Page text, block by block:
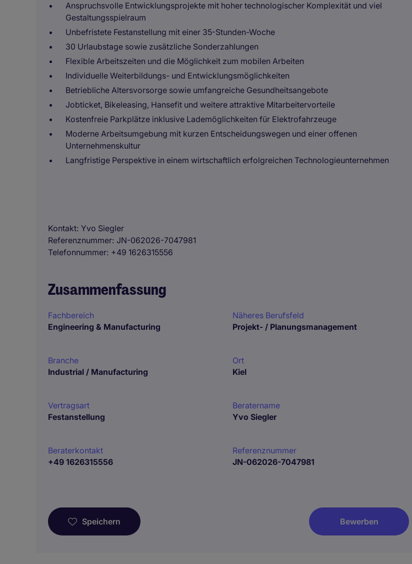
Anspruchsvolle Entwicklungsprojekte mit hoher technologischer Komplexität und viel
Gestaltungsspielraum
Unbefristete Festanstellung mit einer 35-Stunden-Woche
30 Urlaubstage sowie zusätzliche Sonderzahlungen
Flexible Arbeitszeiten und die Möglichkeit zum mobilen Arbeiten
Individuelle Weiterbildungs- und Entwicklungsmöglichkeiten
Betriebliche Altersvorsorge sowie umfangreiche Gesundheitsangebote
Jobticket, Bikeleasing, Hansefit und weitere attraktive Mitarbeitervorteile
Kostenfreie Parkplätze inklusive Lademöglichkeiten für Elektrofahrzeuge
Moderne Arbeitsumgebung mit kurzen Entscheidungswegen und einer offenen
Unternehmenskultur
Langfristige Perspektive in einem wirtschaftlich erfolgreichen Technologieunternehmen
Kontakt Yvo Siegler
Referenznummer JN-062026-7047981
Telefonnummer +49 1626315556
Zusammenfassung
Fachbereich
Engineering & Manufacturing
Näheres Berufsfeld
Projekt- / Planungsmanagement
Branche
Industrial / Manufacturing
Ort
Kiel
Vertragsart
Festanstellung
Beratername
Yvo Siegler
Beraterkontakt
+49 1626315556
Referenznummer
JN-062026-7047981
Speichern Bewerben